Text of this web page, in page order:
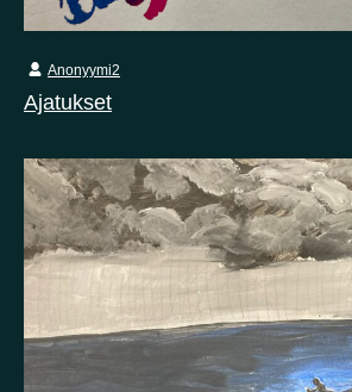
Ajatukset
Anonyymi2